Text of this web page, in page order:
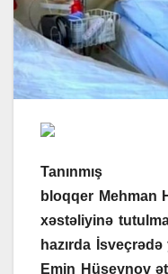
Tanınmış
bloqqer Mehman
xəstəliyinə
hazırda
Emin Hüseynov